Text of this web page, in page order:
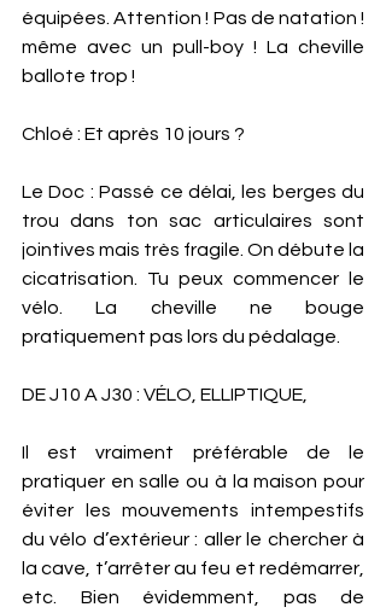
équipées. Attention ! Pas de natation !
même avec un pull-boy ! La cheville
ballote trop !
Chloé : Et après 10 jours ?
Le Doc : Passé ce délai, les berges du
trou dans ton sac articulaires sont
jointives mais très fragile. On débute la
cicatrisation. Tu peux commencer le
vélo. La cheville ne bouge
pratiquement pas lors du pédalage.
DE J10 A J30 : VÉLO, ELLIPTIQUE,
Il est vraiment préférable de le
pratiquer en salle ou à la maison pour
éviter les mouvements intempestifs
du vélo d’extérieur : aller le chercher à
la cave, t’arrêter au feu et redémarrer,
etc. Bien évidemment, pas de